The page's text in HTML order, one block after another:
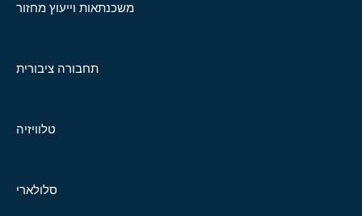
משכנתאות וייעוץ מחזור
תחבורה ציבורית
טלוויזיה
סלולארי